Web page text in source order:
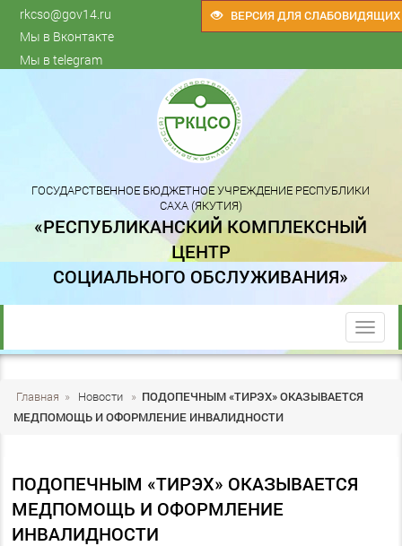
ВЕРСИЯ ДЛЯ СЛАБОВИДЯЩИХ
rkcso@gov14.ru
Мы в Вконтакте
Мы в telegram
ГОСУДАРСТВЕННОЕ БЮДЖЕТНОЕ УЧРЕЖДЕНИЕ РЕСПУБЛИКИ
САХА (ЯКУТИЯ)
«РЕСПУБЛИКАНСКИЙ КОМПЛЕКСНЫЙ
ЦЕНТР
СОЦИАЛЬНОГО ОБСЛУЖИВАНИЯ»
trk
Главная » Новости » ПОДОПЕЧНЫМ «ТИРЭХ» ОКАЗЫВАЕТСЯ
МЕДПОМОЩЬ И ОФОРМЛЕНИЕ ИНВАЛИДНОСТИ
ПОДОПЕЧНЫМ «ТИРЭХ» ОКАЗЫВАЕТСЯ
МЕДПОМОЩЬ И ОФОРМЛЕНИЕ
ИНВАЛИДНОСТИ